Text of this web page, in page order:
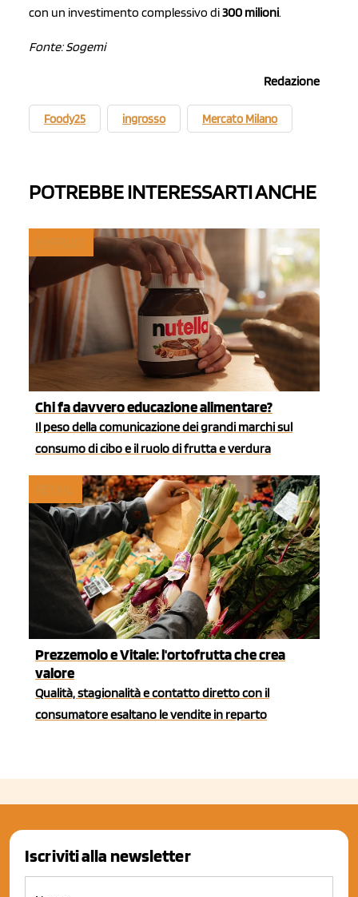
con un investimento complessivo di300 milioni.
Fonte: Sogemi
Redazione
Foody25 ingrosso Mercato Milano
POTREBBE INTERESSARTI ANCHE
Chi fa davvero educazione alimentare?
Il peso della comunicazione dei grandi marchi sul
consumo di cibo e il ruolo di frutta e verdura
Prezzemolo e Vitale: l'ortofrutta che crea
valore
Qualità, stagionalità e contatto diretto con il
consumatore esaltano le vendite in reparto
Iscriviti alla newsletter